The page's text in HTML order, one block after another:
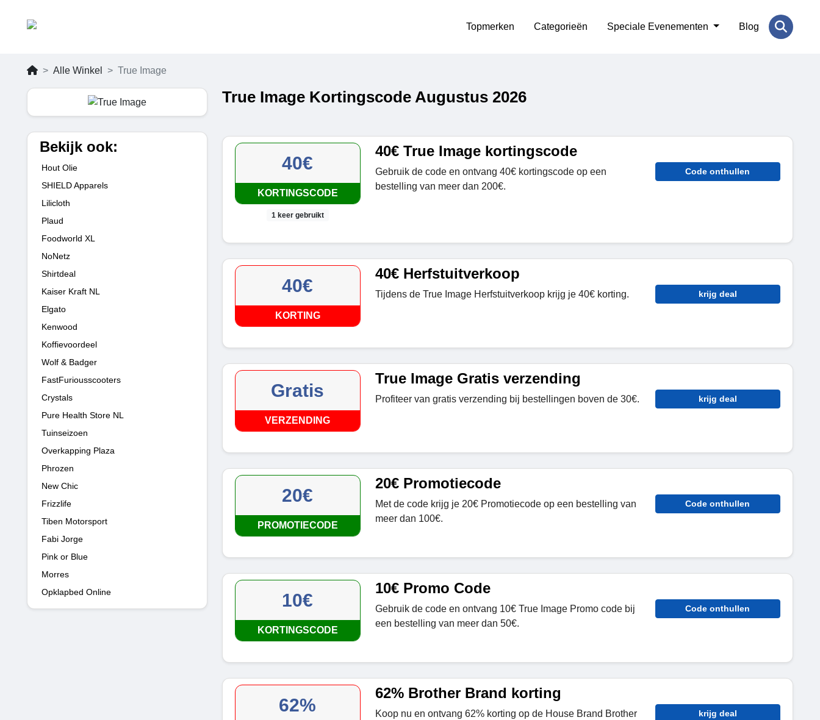
Topmerken Categorieën Speciale Evenementen Blog
Alle Winkel True Image
Bekijk ook:
Hout Olie
SHIELD Apparels
Lilicloth
Plaud
Foodworld XL
NoNetz
Shirtdeal
Kaiser Kraft NL
Elgato
Kenwood
Koffievoordeel
Wolf & Badger
FastFuriousscooters
Crystals
Pure Health Store NL
Tuinseizoen
Overkapping Plaza
Phrozen
New Chic
Frizzlife
Tiben Motorsport
Fabi Jorge
Pink or Blue
Morres
Opklapbed Online
True Image Kortingscode Augustus 2026
40€
KORTINGSCODE
1 keer gebruikt
40€ True Image kortingscode
Gebruik de code en ontvang 40€ kortingscode op een
bestelling van meer dan 200€.
Code onthullen
40€
KORTING
40€ Herfstuitverkoop
Tijdens de True Image Herfstuitverkoop krijg je 40€ korting. krijg deal
Gratis
VERZENDING
True Image Gratis verzending
Profiteer van gratis verzending bij bestellingen boven de 30€. krijg deal
20€
PROMOTIECODE
20€ Promotiecode
Met de code krijg je 20€ Promotiecode op een bestelling van
meer dan 100€.
Code onthullen
10€
KORTINGSCODE
10€ Promo Code
Gebruik de code en ontvang 10€ True Image Promo code bij
een bestelling van meer dan 50€.
Code onthullen
62%
62% Brother Brand korting
Koop nu en ontvang 62% korting op de House Brand Brother
krijg deal